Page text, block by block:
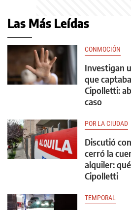
Las Más Leídas
CONMOCIÓN
Investigan
que
Cipolletti:
caso
POR LA CIUDAD
Discutió
cerró la
alquiler:
Cipolletti
TEMPORAL